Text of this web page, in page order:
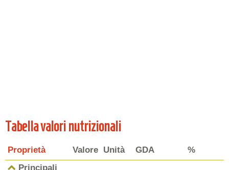
Tabella valori nutrizionali
Proprietà Valore Unità GDA
%
Principali